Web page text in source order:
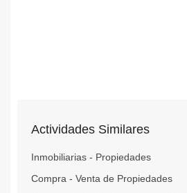
Actividades Similares
Inmobiliarias - Propiedades
Compra - Venta de Propiedades